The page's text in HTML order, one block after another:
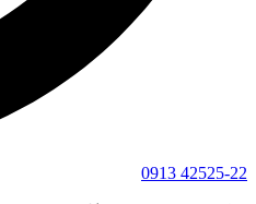
42525-22 0913